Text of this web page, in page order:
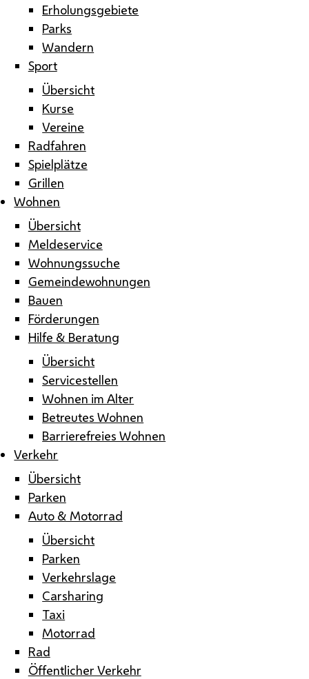
Erholungsgebiete
Parks
Wandern
Sport
Übersicht
Kurse
Vereine
Radfahren
Spielplätze
Grillen
Wohnen
Übersicht
Meldeservice
Wohnungssuche
Gemeindewohnungen
Bauen
Förderungen
Hilfe & Beratung
Übersicht
Servicestellen
Wohnen im Alter
Betreutes Wohnen
Barrierefreies Wohnen
Verkehr
Übersicht
Parken
Auto & Motorrad
Übersicht
Parken
Verkehrslage
Carsharing
Taxi
Motorrad
Rad
Öffentlicher Verkehr